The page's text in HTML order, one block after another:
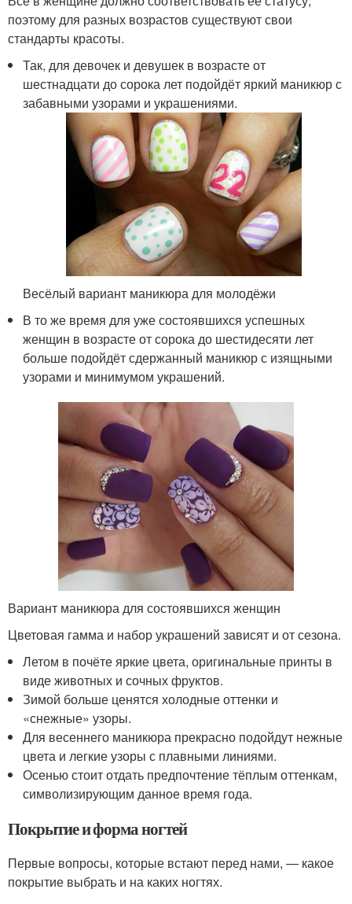
поэтому для разных возрастов существуют свои
стандарты красоты.
Так, для девочек и девушек в возрасте от
шестнадцати до сорока лет подойдёт яркий маникюр с
забавными узорами и украшениями.
Весёлый вариант маникюра для молодёжи
В то же время для уже состоявшихся успешных
женщин в возрасте от сорока до шестидесяти лет
больше подойдёт сдержанный маникюр с изящными
узорами и минимумом украшений.
Вариант маникюра для состоявшихся женщин
Цветовая гамма и набор украшений зависят и от сезона.
Летом в почёте яркие цвета, оригинальные принты в
виде животных и сочных фруктов.
Зимой больше ценятся холодные оттенки и
«снежные» узоры.
Для весеннего маникюра прекрасно подойдут нежные
цвета и легкие узоры с плавными линиями.
Осенью стоит отдать предпочтение тёплым оттенкам,
символизирующим данное время года.
Покрытие и форма ногтей
Первые вопросы, которые встают перед нами, — какое
покрытие выбрать и на каких ногтях.